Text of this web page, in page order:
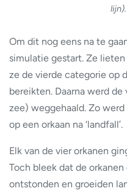
Om dit nog eens na te
simulatie gestart. Ze
ze de vierde categorie op
bereikten. Daarna werd
zee) weggehaald. Zo
op een orkaan na ‘landfall’.
Elk van de vier orkanen
Toch bleek dat de
ontstonden en groeiden